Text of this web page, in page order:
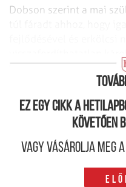
Dobson szerint a mai
Ez egy cikk a
követően
Vagy vásárolja meg